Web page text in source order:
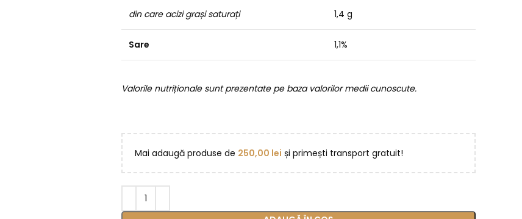
din care acizi grași saturați 1,4 g
Sare 1,1%
Valorile nutriționale sunt prezentate pe baza valorilor medii cunoscute.
Mai adaugă produse de 250,00 lei și primești transport gratuit!